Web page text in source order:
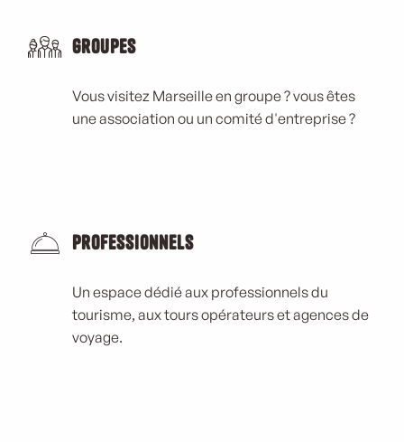
Groupes
Vous visitez Marseille en groupe ? vous êtes
une association ou un comité d'entreprise ?
Professionnels
Un espace dédié aux professionnels du
tourisme, aux tours opérateurs et agences de
voyage.